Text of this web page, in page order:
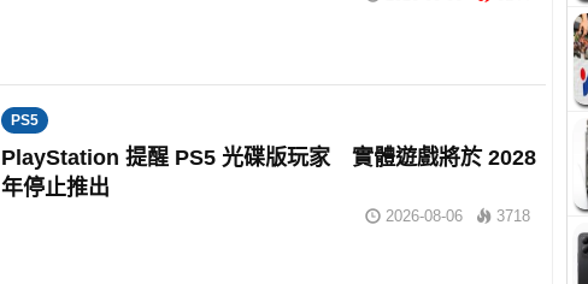
PS5
PlayStation 提醒 PS5 光碟版玩家 實體遊戲將於 2028
年停止推出
2026-08-06 3718